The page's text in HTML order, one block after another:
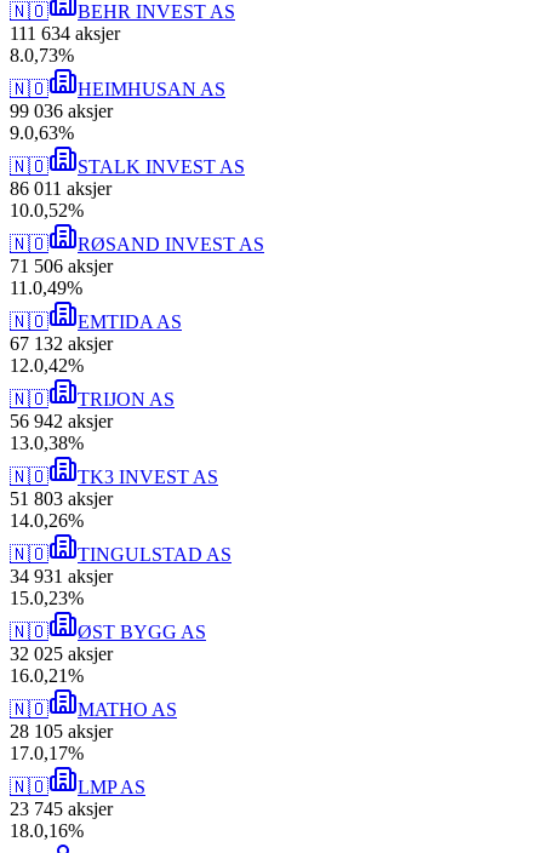
🇳🇴
BEHR INVEST AS
111 634 aksjer
8.0,73%
🇳🇴
HEIMHUSAN AS
99 036 aksjer
9.0,63%
🇳🇴
STALK INVEST AS
86 011 aksjer
10.0,52%
🇳🇴
RØSAND INVEST AS
71 506 aksjer
11 .0,49%
🇳🇴
EMTIDA AS
67 132 aksjer
12.0,42%
🇳🇴
TRIJON AS
56 942 aksjer
13.0,38%
🇳🇴
TK3 INVEST AS
51 803 aksjer
14.0,26%
🇳🇴
TINGULSTAD AS
34 931 aksjer
15.0,23%
🇳🇴
ØST BYGG AS
32 025 aksjer
16.0,21%
🇳🇴
MATHO AS
28 105 aksjer
17.0,17%
🇳🇴
LMP AS
23 745 aksjer
18.0,16%